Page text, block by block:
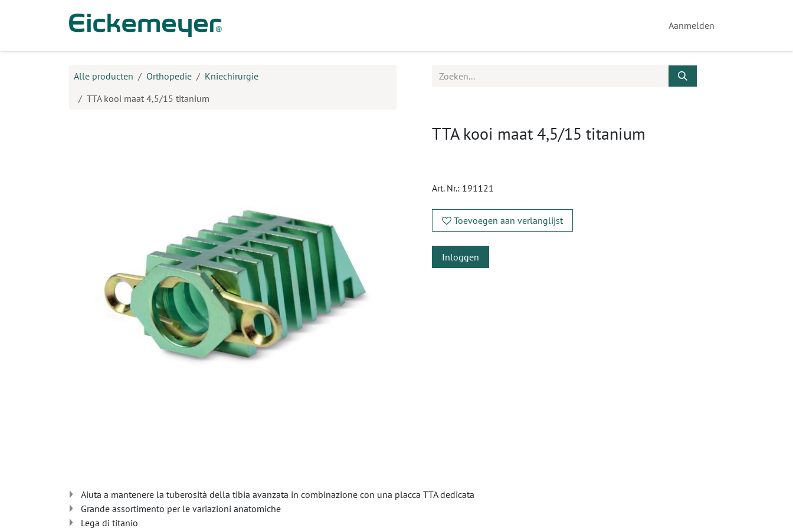
Aanmelden
Alle producten Orthopedie
Kniechirurgie
TTA kooi maat 4,5/15 titanium
TTA kooi maat 4,5/15 titanium
Art. Nr.: 191121
Toevoegen aan verlanglijst
Inloggen
Aiuta a mantenere la tuberosità della tibia avanzata in combinazione con una placca TTA dedicata
Grande assortimento per le variazioni anatomiche
Lega di titanio